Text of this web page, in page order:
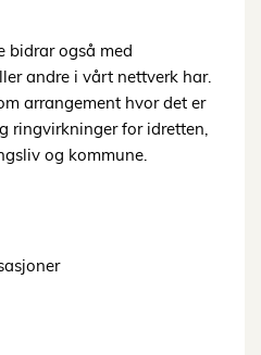
bidrar også med
andre i vårt nettverk har.
arrangement hvor det er
ringvirkninger for idretten,
og kommune.